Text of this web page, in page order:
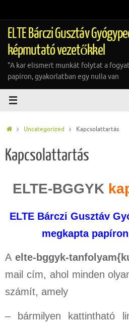
tartalomra
ELTE Bárczi Gusztáv
képmutató vezetőkkel
"A kar elismert munkát folytat a
papíron, gyakorlatban egy nulla van
HomeUncategorized Kapcsolattartás
Kapcsolattartás
ELTE-BGGYK
ELTE Bárczi Gusztáv
megkapta
Aelte-bggyk-
mail cím, ahol minden
számít, amely
– bármilyen
kattintható